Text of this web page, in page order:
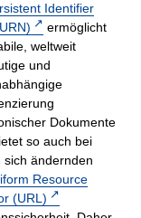
Identifier
ermöglicht
weltweit
und
Dokumente
so auch bei
sich ändernden
Resource
(URL)